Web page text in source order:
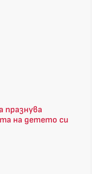
празнува
на детето си